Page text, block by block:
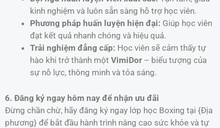
kinh nghiệm và luôn sẵn sàng hỗ trợ học viên.
Phương pháp huấn luyện hiện đại: Giúp học viên
đạt kết quả nhanh chóng và hiệu quả.
Trải nghiệm đẳng cấp: Học viên sẽ cảm thấy tự
hào khi trở thành một VimiDor – biểu tượng của
sự nỗ lực, thông minh và tỏa sáng.
6. Đăng ký ngay hôm nay để nhận ưu đãi
Đừng chần chừ, hãy đăng ký ngay lớp học Boxing tại {Địa
phương} để bắt đầu hành trình nâng cao sức khỏe và tự